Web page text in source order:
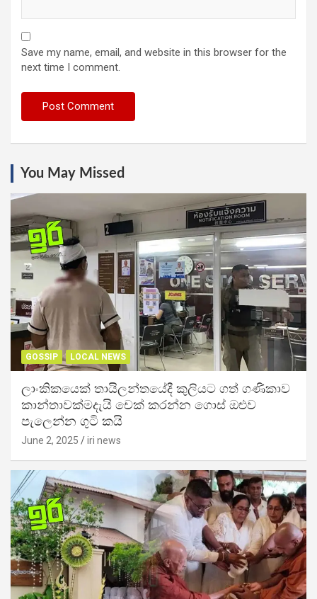
Save my name, email, and website in this browser for the
next time I comment.
You May Missed
GOSSIP LOCAL NEWS
ලාංකිකයෙක් තායිලන්තයේදී කුලියට ගත් ගණිකාව
කාන්තාවක්මදැයි චෙක් කරන්න ගොස් ඔළුව
පැලෙන්න ගුටි කයි
June 2, 2025 iri news